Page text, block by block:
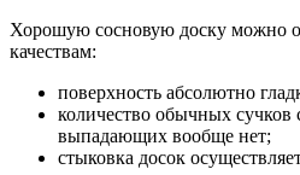
Хорошую сосновую доску можно
качествам:
поверхность абсолютно
количество обычных
выпадающих вообще нет;
стыковка досок